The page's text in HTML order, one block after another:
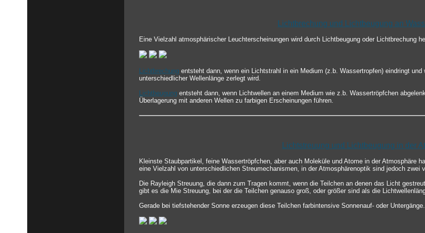
Lichtbrechung und Lichtbeugung an
Eine Vielzahl atmosphärischer Leuchterscheinungen wird durch Lichtbeugung oder Lichtbrechung
Lichtbrechung entsteht dann, wenn ein Lichtstrahl in ein Medium (z.b. Wassertropfen) eindringt
unterschiedlicher Wellenlänge zerlegt wird.
Lichtbeugung entsteht dann, wenn Lichtwellen an einem Medium wie z.b. Wassertröpfchen
Überlagerung mit anderen Wellen zu farbigen Erscheinungen führen.
Lichtstreuung und Lichtbeugung in der
Kleinste Staubpartikel, feine Wassertröpfchen, aber auch Moleküle und Atome in der Atmosphäre
eine Vielzahl von unterschiedlichen Streumechanismen, in der Atmosphärenoptik sind jedoch zwei
Die Rayleigh Streuung, die dann zum Tragen kommt, wenn die Teilchen an denen das Licht
gibt es die Mie Streuung, bei der die Teilchen genauso groß, oder größer sind als die
Gerade bei tiefstehender Sonne erzeugen diese Teilchen farbintensive Sonnenauf- oder Untergänge.